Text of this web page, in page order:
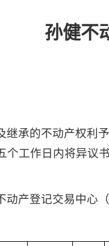
图说莒南
孙健不
继承的不动产权利
个工作日内将异议
产登记交易中心